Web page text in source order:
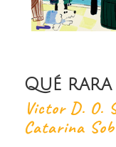
Qué rara
Victor D. O.
Catarina